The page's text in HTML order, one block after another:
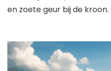
en zoete geur bij de kroon.